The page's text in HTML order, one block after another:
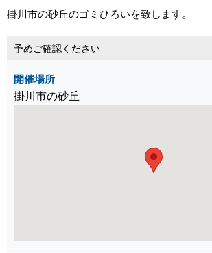
掛川市の砂丘のゴミひろいを致します。
予めご確認ください
開催場所
掛川市の砂丘